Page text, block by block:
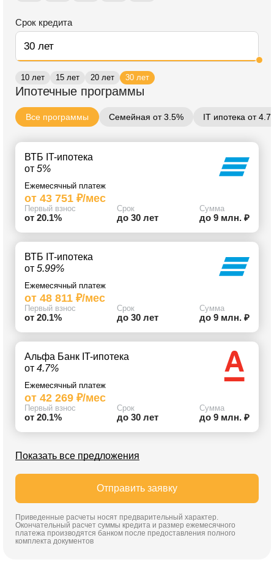
Срок кредита
10 лет 15 лет 20 лет 30 лет
Ипотечные программы
Все программы Семейная от 3.5% IT ипотека от
ВТБ IT-ипотека
от 5%
Ежемесячный платеж
от 43 751 ₽/мес
Первый взнос
от 20.1%
Срок
до 30 лет
Сумма
до 9 млн. ₽
ВТБ IT-ипотека
от 5.99%
Ежемесячный платеж
от 48 811 ₽/мес
Первый взнос
от 20.1%
Срок
до 30 лет
Сумма
до 9 млн. ₽
Альфа Банк IT-ипотека
от 4.7%
Ежемесячный платеж
от 42 269 ₽/мес
Первый взнос
от 20.1%
Срок
до 30 лет
Сумма
до 9 млн. ₽
Показать все предложения
Отправить заявку
Приведенные расчеты носят предварительный характер.
Окончательный расчет суммы кредита и размер ежемесячного
платежа производятся банком после предоставления полного
комплекта документов